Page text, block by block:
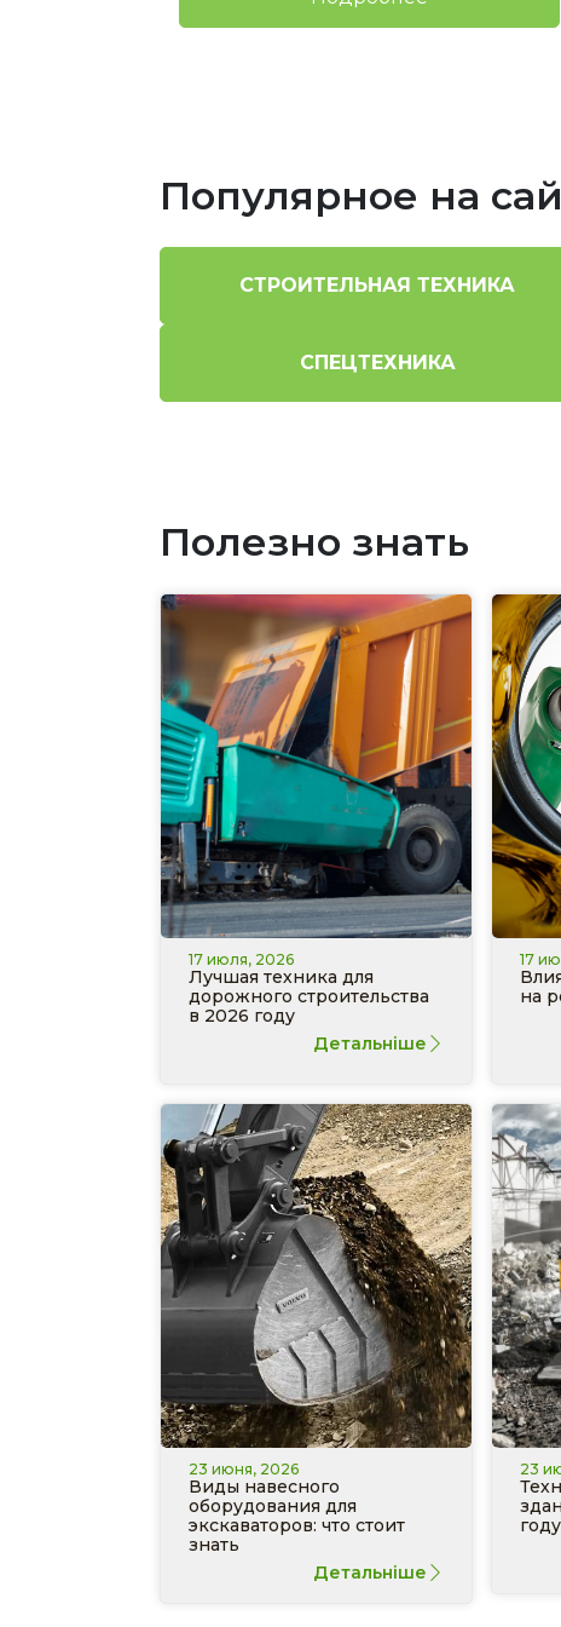
Популярное на
СТРОИТЕЛЬНАЯ ТЕХНИКА
СПЕЦТЕХНИКА
Полезно знать
17 июля, 2026
Лучшая техника для
дорожного строительства
в 2026 году
Детальніше
17
на
23 июня, 2026
Виды навесного
оборудования для
экскаваторов: что стоит
знать
Детальніше
23
году